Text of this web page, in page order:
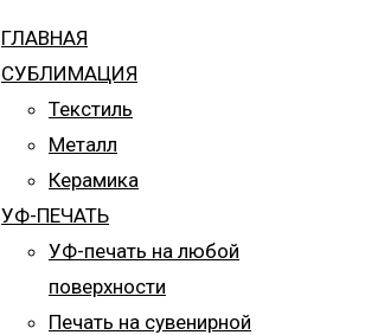
ГЛАВНАЯ
СУБЛИМАЦИЯ
Текстиль
Металл
Керамика
УФ-ПЕЧАТЬ
УФ-печать на любой
поверхности
Печать на сувенирной